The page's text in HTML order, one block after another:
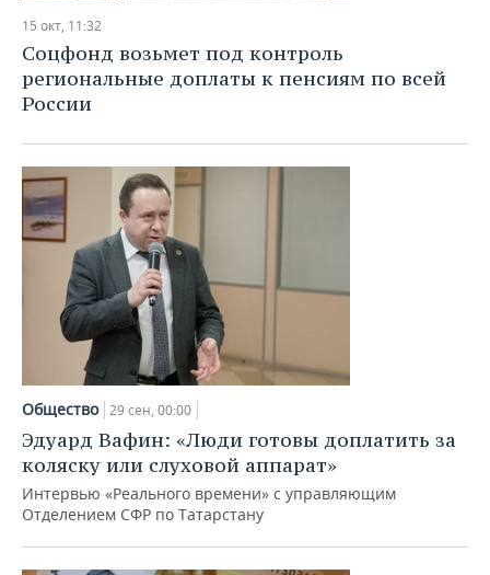
15 окт, 11:32
Соцфонд возьмет под контроль
региональные доплаты к пенсиям по всей
России
Общество 29 сен, 00:00
Эдуард Вафин: «Люди готовы доплатить за
коляску или слуховой аппарат»
Интервью «Реального времени» с управляющим
Отделением СФР по Татарстану